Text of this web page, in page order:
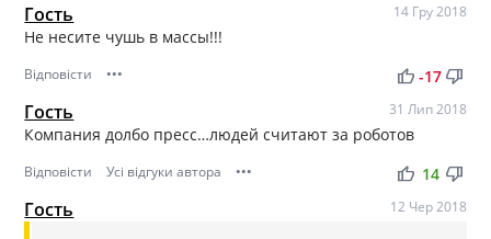
Гость 14 Гру 2018
Не несите чушь в массы!!!
Відповісти ••• thumb_up thumb_down
-17
Гость 31 Лип 2018
Компания долбо пресс…людей считают за роботов
Відповісти Усі відгуки автора ••• thumb_up thumb_down
14
Гость 12 Чер 2018